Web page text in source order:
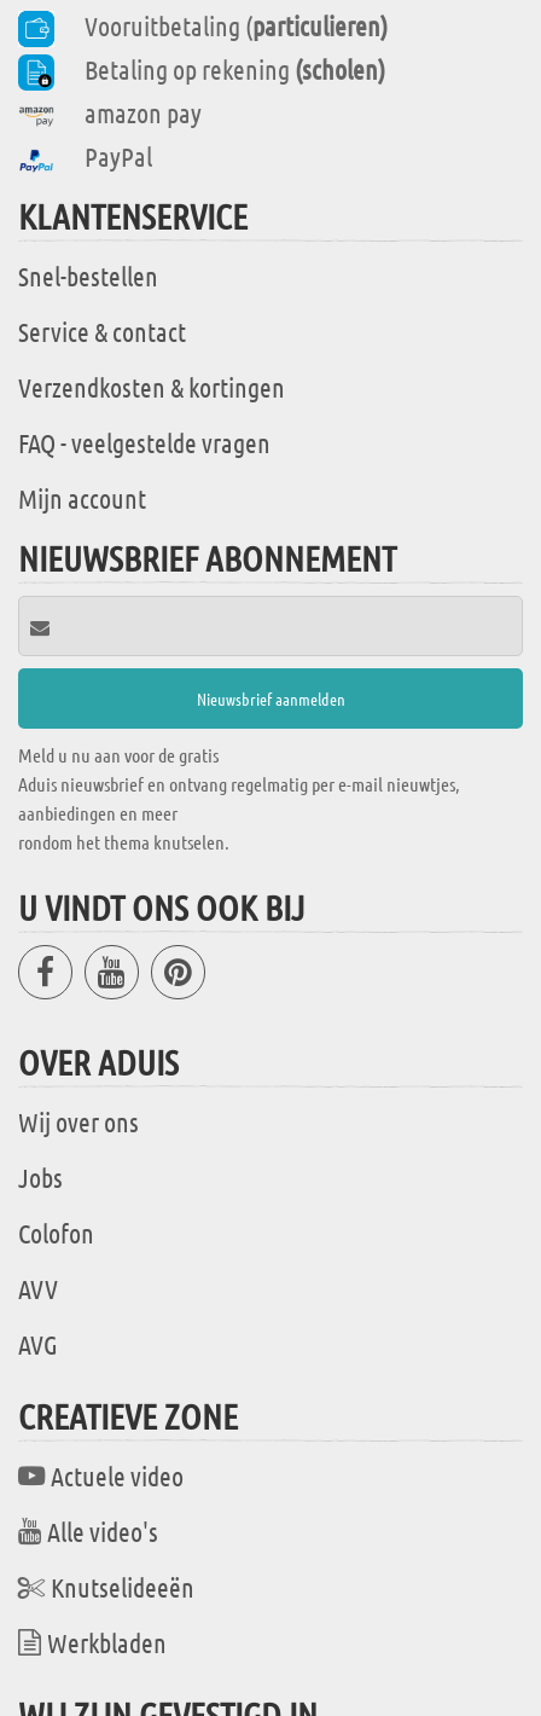
Vooruitbetaling (particulieren)
Betaling op rekening (scholen)
amazon pay
PayPal
KLANTENSERVICE
Snel-bestellen
Service & contact
Verzendkosten & kortingen
FAQ - veelgestelde vragen
Mijn account
NIEUWSBRIEF ABONNEMENT
Meld u nu aan voor de gratis
Aduis nieuwsbrief en ontvang regelmatig per e-mail nieuwtjes,
aanbiedingen en meer
rondom het thema knutselen.
U VINDT ONS OOK BIJ
OVER ADUIS
Wij over ons
Jobs
Colofon
AVV
AVG
CREATIEVE ZONE
Actuele video
Alle video's
Knutselideeën
Werkbladen